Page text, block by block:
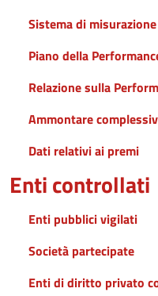
Sistema di
Piano della
Relazione sulla
Ammontare
Dati relativi ai premi
Enti controllati
Enti pubblici vigilati
Società partecipate
Enti di diritto privato